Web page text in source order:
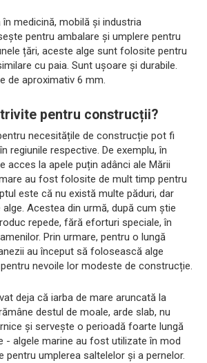
medicină, mobilă și industria
pentru ambalare și umplere pentru
țări, aceste alge sunt folosite pentru
cu paia. Sunt ușoare și durabile.
de aproximativ 6 mm.
pentru construcții?
necesitățile de construcție pot fi
regiunile respective. De exemplu, în
acces la apele puțin adânci ale Mării
au fost folosite de mult timp pentru
este că nu există multe păduri, dar
Acestea din urmă, după cum știe
repede, fără eforturi speciale, în
Prin urmare, pentru o lungă
au început să folosească alge
nevoile lor modeste de construcție.
deja că iarba de mare aruncată la
destul de moale, arde slab, nu
și servește o perioadă foarte lungă
- algele marine au fost utilizate în mod
pentru umplerea saltelelor și a pernelor.